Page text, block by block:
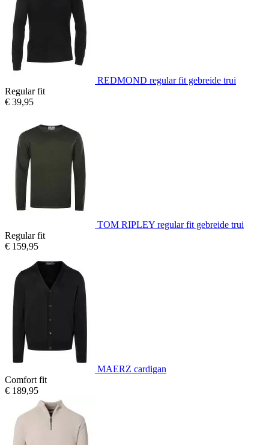
REDMOND regular fit gebreide trui
Regular fit
€ 39,95
TOM RIPLEY regular fit gebreide trui
Regular fit
€ 159,95
MAERZ cardigan
Comfort fit
€ 189,95